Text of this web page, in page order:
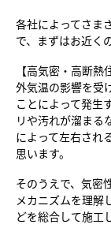
各社によってさま
で、まずはお近く
【高気密・高断熱
外気温の影響を受
ことによって発生
リや汚れが溜まる
によって左右され
思います。
そのうえで、気密
メカニズムを理解
どを総合して施工